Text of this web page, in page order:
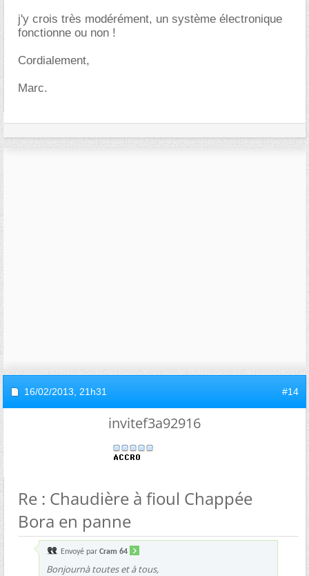
j'y crois très modérément, un système électronique
fonctionne ou non !
Cordialement,
Marc.
16/02/2013, 21h31 #14
invitef3a92916
Re : Chaudière à fioul Chappée
Bora en panne
Envoyé par Cram 64
Bonjournà toutes et à tous,